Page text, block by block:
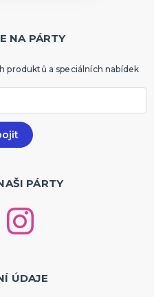
NA PÁRTY
produktů a speciálních nabídek
PÁRTY
ÚDAJE